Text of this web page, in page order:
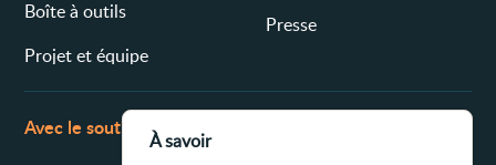
Boîte à outils
Projet et équipe
Presse
Avec le soutien de
À savoir